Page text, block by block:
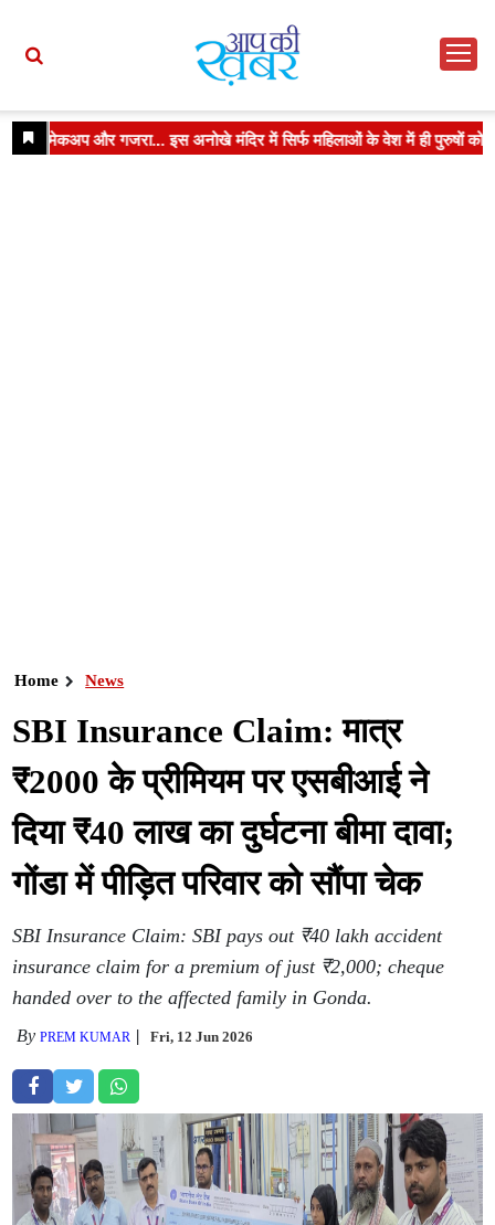
Home News
SBI Insurance Claim: मात्र
₹2000 के प्रीमियम पर एसबीआई ने
दिया ₹40 लाख का दुर्घटना बीमा दावा;
गोंडा में पीड़ित परिवार को सौंपा चेक
SBI Insurance Claim: SBI pays out ₹40 lakh accident
insurance claim for a premium of just ₹2,000; cheque
handed over to the affected family in Gonda.
ByPREM KUMAR Fri, 12 Jun 2026